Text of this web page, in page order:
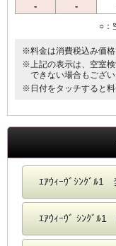
- -
○：
※料金は消費税込み価格
※上記の表示は、空室
できない場合もござい
※日付をタッチすると料
ｴｱｳｨｰｳﾞｼﾝｸﾞﾙ1
ｴｱｳｨｰｳﾞ ｼﾝｸﾞﾙ